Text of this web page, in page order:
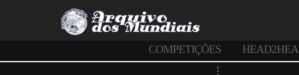
COMPETIÇÕES